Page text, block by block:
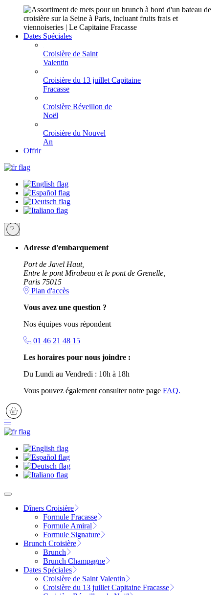
Dates Spéciales
Croisière de Saint
Valentin
Croisière du 13 juillet Capitaine
Fracasse
Croisière Réveillon de
Noël
Croisière du Nouvel
An
Offrir
Adresse d'embarquement
Port de Javel Haut,
Entre le pont Mirabeau et le pont de Grenelle,
Paris 75015
Plan d'accès
Vous avez une question ?
Nos équipes vous répondent
01 46 21 48 15
Les horaires pour nous joindre :
Du Lundi au Vendredi : 10h à 18h
Vous pouvez également consulter notre page FAQ.
Dîners Croisière
Formule Fracasse
Formule Amiral
Formule Signature
Brunch Croisière
Brunch
Brunch Champagne
Dates Spéciales
Croisière de Saint Valentin
Croisière du 13 juillet Capitaine Fracasse